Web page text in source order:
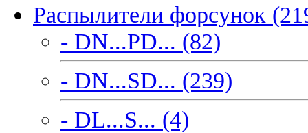
Распылители форсунок
- DN...PD... (82)
- DN...SD... (239)
- DL...S... (4)